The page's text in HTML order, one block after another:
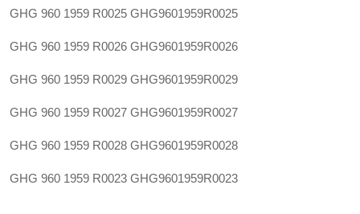
GHG 960 1959 R0025 GHG9601959R0025
GHG 960 1959 R0026 GHG9601959R0026
GHG 960 1959 R0029 GHG9601959R0029
GHG 960 1959 R0027 GHG9601959R0027
GHG 960 1959 R0028 GHG9601959R0028
GHG 960 1959 R0023 GHG9601959R0023